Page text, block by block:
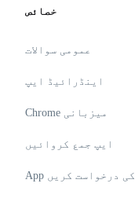
خصائص
عمومی سوالات
اینڈرائیڈ ایپ
Chrome میزبانی
ایپ جمع کروائیں
App کی درخواست کریں